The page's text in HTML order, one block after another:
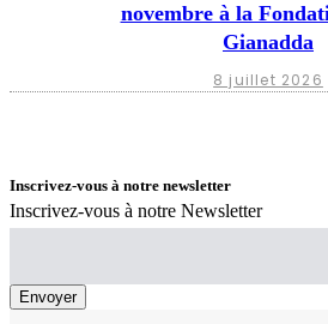
novembre à la
Gianadda
8 juillet 2026
Inscrivez-vous à notre newsletter
Inscrivez-vous à notre Newsletter